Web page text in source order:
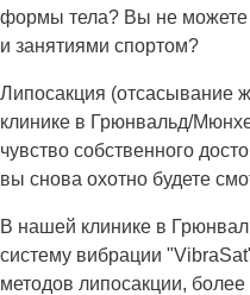
формы тела? Вы не можете
и занятиями спортом?
Липосакция (отсасывание
клинике в Грюнвальд/
чувство собственного
вы снова охотно будете
В нашей клинике в
систему вибрации
методов липосакции,